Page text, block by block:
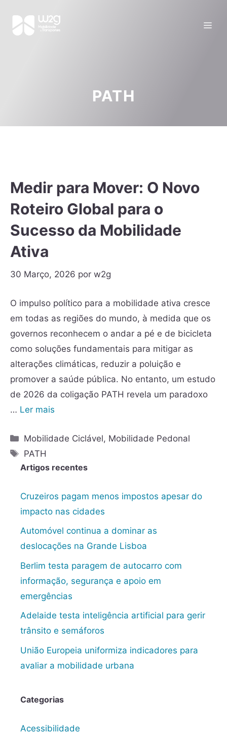
PATH
Medir para Mover: O Novo
Roteiro Global para o
Sucesso da Mobilidade
Ativa
30 Março, 2026 por w2g
O impulso político para a mobilidade ativa cresce
em todas as regiões do mundo, à medida que os
governos reconhecem o andar a pé e de bicicleta
como soluções fundamentais para mitigar as
alterações climáticas, reduzir a poluição e
promover a saúde pública. No entanto, um estudo
de 2026 da coligação PATH revela um paradoxo
… Ler mais
Mobilidade Ciclável, Mobilidade Pedonal
PATH
Artigos recentes
Cruzeiros pagam menos impostos apesar do
impacto nas cidades
Automóvel continua a dominar as
deslocações na Grande Lisboa
Berlim testa paragem de autocarro com
informação, segurança e apoio em
emergências
Adelaide testa inteligência artificial para gerir
trânsito e semáforos
União Europeia uniformiza indicadores para
avaliar a mobilidade urbana
Categorias
Acessibilidade